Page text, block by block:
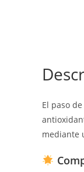
El paso
mediante